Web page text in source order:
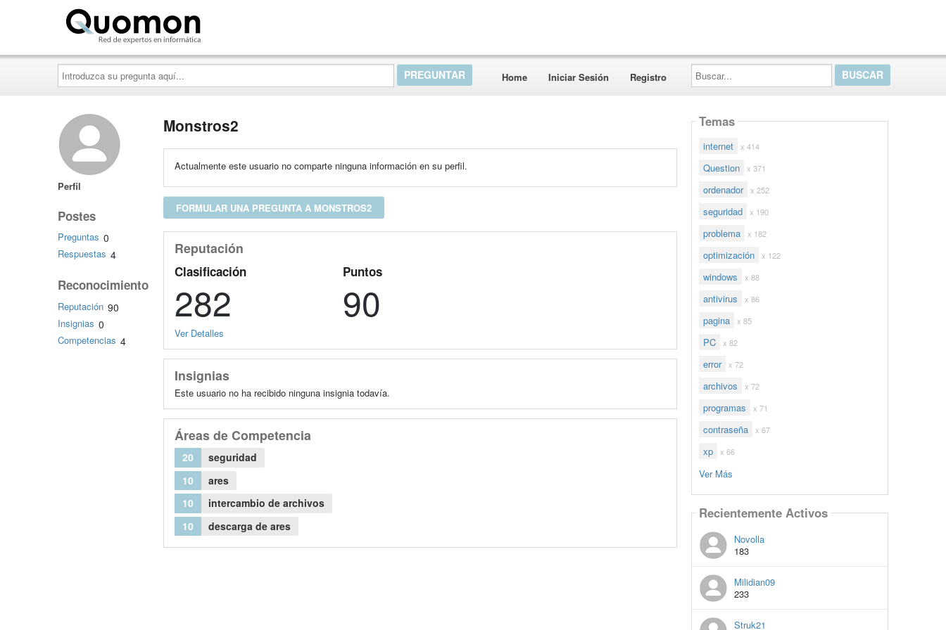
Introduzca
su
pregunta
aquí...
Home Iniciar Sesión Registro
Buscar...
Perfil
Postes
Preguntas 0
Respuestas 4
Reconocimiento
Reputación 90
Insignias 0
Competencias 4
Monstros2
Actualmente este usuario no comparte ninguna información en su perfil.
FORMULAR UNA PREGUNTA A MONSTROS2
Reputación
Clasificación
282
Puntos
90
Ver Detalles
Insignias
Este usuario no ha recibido ninguna insignia todavía.
Áreas de Competencia
20
seguridad
10
ares
10
intercambio de archivos
10
descarga de ares
Temas
internet x 414
Question x 371
ordenador x 252
seguridad x 190
problema x 182
optimización x 122
windows x 88
antivirus x 86
pagina x 85
PC x 82
error x 72
archivos x 72
programas x 71
contraseña x 67
xp x 66
Ver Más
Recientemente Activos
Novolla
183
Milidian09
233
Struk21